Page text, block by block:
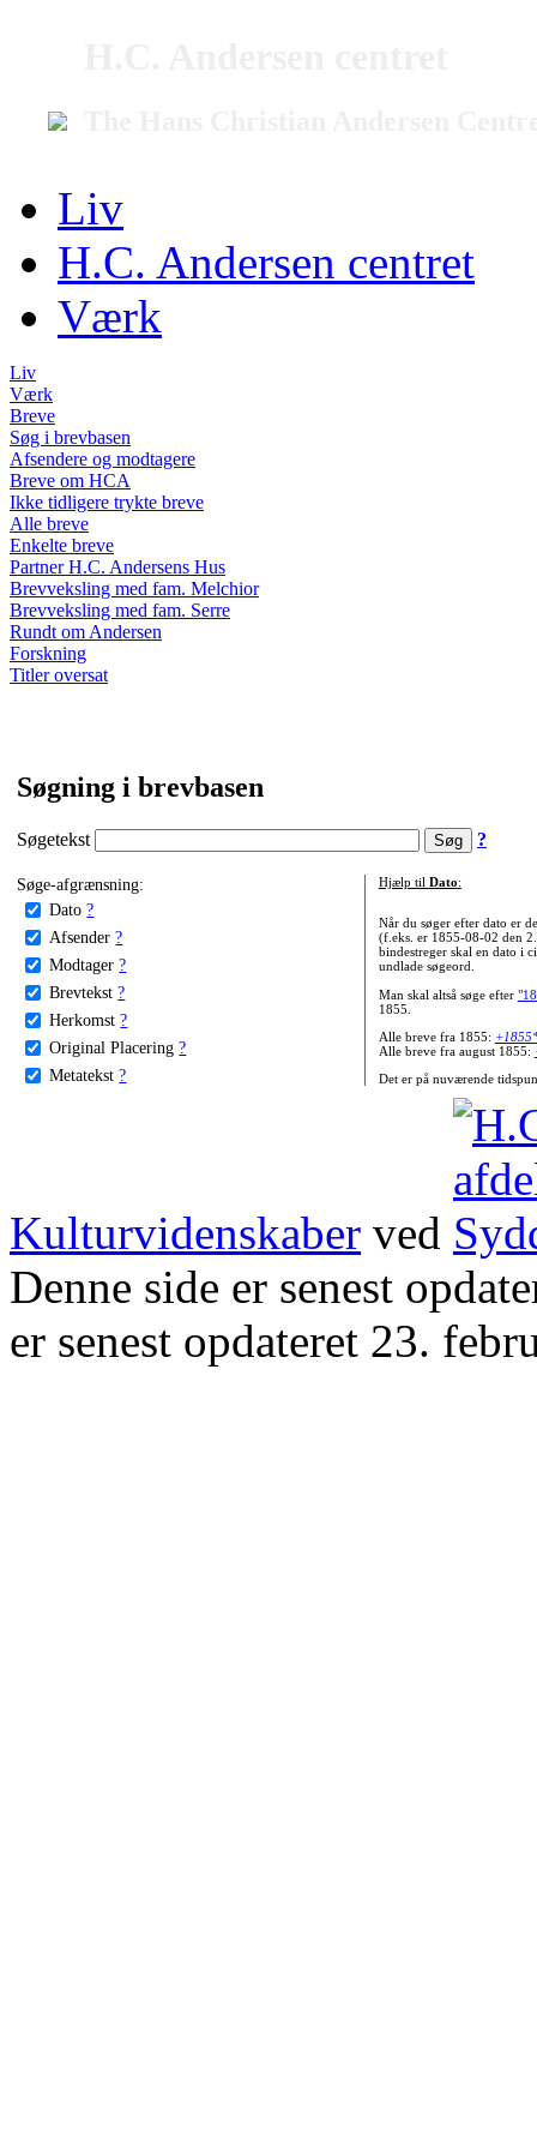
Liv
H.C. Andersen centret
Værk
Liv
Værk
Breve
Søg i brevbasen
Afsendere og modtagere
Breve om HCA
Ikke tidligere trykte breve
Alle breve
Enkelte breve
Partner H.C. Andersens Hus
Brevveksling med fam. Melchior
Brevveksling med fam. Serre
Rundt om Andersen
Forskning
Titler oversat
Søgning i brevbasen
Søgetekst ?
Søge-afgrænsning:
Dato ?
Afsender ?
Modtager ?
Brevtekst ?
Herkomst ?
Original Placering ?
Metatekst ?
Hjælp til Dato:
Når du søger efter dato er
(f.eks. er 1855-08-02 den
bindestreger skal en dato i
undlade søgeord.
Man skal altså søge efter
1855.
Alle breve fra 1855:
Alle breve fra august 1855:
Det er på nuværende
Kulturvidenskaber ved
Denne side er senest
er senest opdateret 23.